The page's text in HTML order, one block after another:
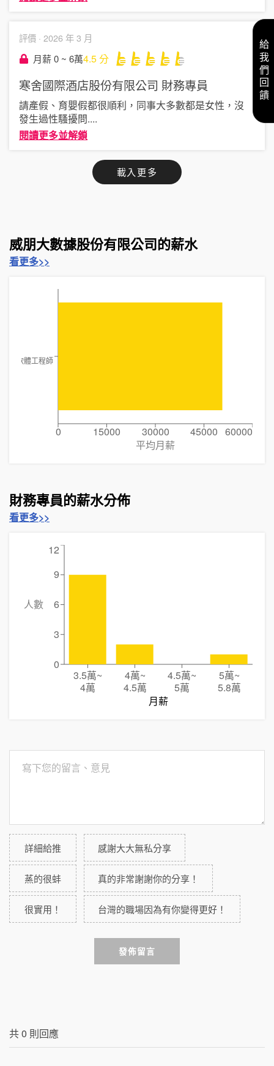
評價 · 2026 年 3 月
月薪 0 ~ 6萬4.5分
寒舍國際酒店股份有限公司 財務專員
請產假、育嬰假都很順利，同事大多數都是女性，沒
發生過性騷擾問....
閱讀更多並解鎖
載入更多
威朋大數據股份有限公司的薪水
看更多>>
0 15000 30000 45000 60000
平均月薪
軟體工程師
財務專員的薪水分佈
看更多>>
3.5萬~
4萬
4萬~
4.5萬
4.5萬~
5萬
5萬~
5.8萬
月薪
0
3
6
9
12
人數
詳細給推 感謝大大無私分享
蒸的很蚌 真的非常謝謝你的分享！
很實用！ 台灣的職場因為有你變得更好！
發佈留言
共0 則回應
給我們回饋